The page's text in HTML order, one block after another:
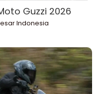
Guzzi 2026
Indonesia